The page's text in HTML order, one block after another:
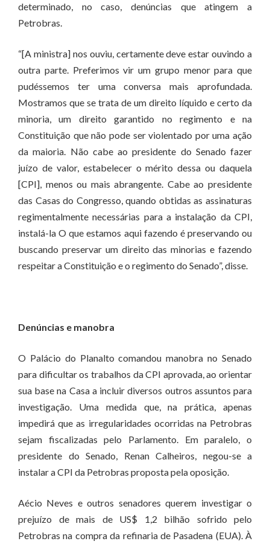
determinado, no caso, denúncias que atingem a
Petrobras.
“[A ministra] nos ouviu, certamente deve estar ouvindo a
outra parte. Preferimos vir um grupo menor para que
pudéssemos ter uma conversa mais aprofundada.
Mostramos que se trata de um direito líquido e certo da
minoria, um direito garantido no regimento e na
Constituição que não pode ser violentado por uma ação
da maioria. Não cabe ao presidente do Senado fazer
juízo de valor, estabelecer o mérito dessa ou daquela
[CPI], menos ou mais abrangente. Cabe ao presidente
das Casas do Congresso, quando obtidas as assinaturas
regimentalmente necessárias para a instalação da CPI,
instalá-la O que estamos aqui fazendo é preservando ou
buscando preservar um direito das minorias e fazendo
respeitar a Constituição e o regimento do Senado”, disse.
Denúncias e manobra
O Palácio do Planalto comandou manobra no Senado
para dificultar os trabalhos da CPI aprovada, ao orientar
sua base na Casa a incluir diversos outros assuntos para
investigação. Uma medida que, na prática, apenas
impedirá que as irregularidades ocorridas na Petrobras
sejam fiscalizadas pelo Parlamento. Em paralelo, o
presidente do Senado, Renan Calheiros, negou-se a
instalar a CPI da Petrobras proposta pela oposição.
Aécio Neves e outros senadores querem investigar o
prejuízo de mais de US$ 1,2 bilhão sofrido pelo
Petrobras na compra da refinaria de Pasadena (EUA). À